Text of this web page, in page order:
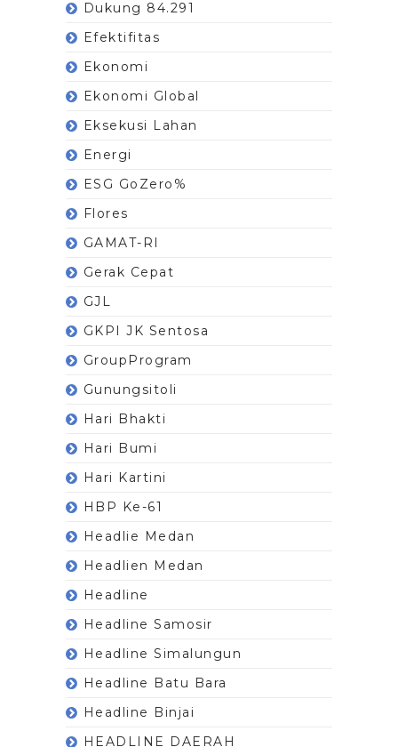
Dukung 84.291
Efektifitas
Ekonomi
Ekonomi Global
Eksekusi Lahan
Energi
ESG GoZero%
Flores
GAMAT-RI
Gerak Cepat
GJL
GKPI JK Sentosa
GroupProgram
Gunungsitoli
Hari Bhakti
Hari Bumi
Hari Kartini
HBP Ke-61
Headlie Medan
Headlien Medan
Headline
Headline Samosir
Headline Simalungun
Headline Batu Bara
Headline Binjai
HEADLINE DAERAH